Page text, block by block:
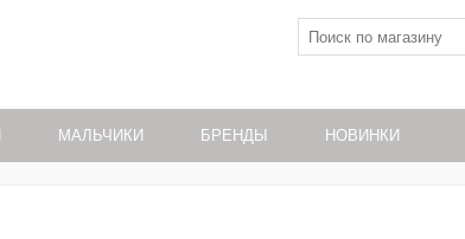
МАЛЬЧИКИ БРЕНДЫ НОВИНКИ